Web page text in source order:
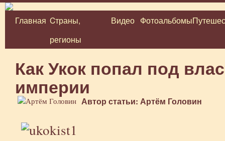
Перейти
Главная Cтраны,
регионы
Видео Фотоальбомы
Как Укок попал под
империи
Автор статьи: Артём Головин